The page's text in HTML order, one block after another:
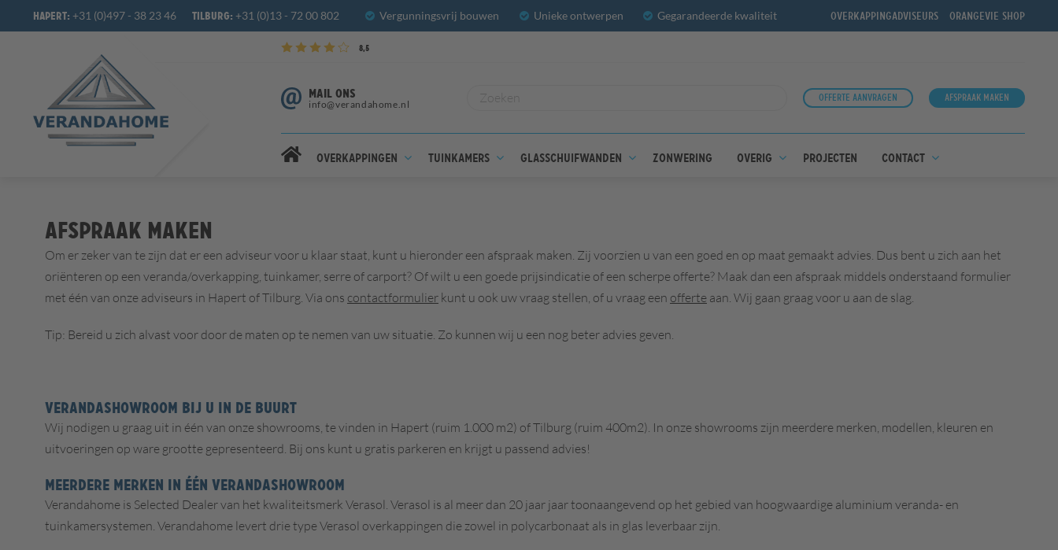
Hapert: +31 (0)497 - 38 23 46 Tilburg: +31 (0)13 - 72 00 802 Vergunningsvrij bouwen Unieke ontwerpen Gegarandeerde kwaliteit Overkappingadviseurs OrangeVie shop
8,5
MAIL ONS
info@verandahome.nl
Offerte aanvragen Afspraak maken
Overkappingen Tuinkamers Glasschuifwanden Zonwering Overig Projecten Contact
Afspraak maken
Om er zeker van te zijn dat er een adviseur voor u klaar staat, kunt u hieronder een afspraak maken. Zij voorzien u van een goed en op maat gemaakt advies. Dus bent u zich aan het
oriënteren op een veranda/overkapping, tuinkamer, serre of carport? Of wilt u een goede prijsindicatie of een scherpe offerte? Maak dan een afspraak middels onderstaand formulier
met één van onze adviseurs in Hapert of Tilburg. Via ons contactformulier kunt u ook uw vraag stellen, of u vraag een offerte aan. Wij gaan graag voor u aan de slag.
Tip: Bereid u zich alvast voor door de maten op te nemen van uw situatie. Zo kunnen wij u een nog beter advies geven.
VERANDASHOWROOM BIJ U IN DE BUURT
Wij nodigen u graag uit in één van onze showrooms, te vinden in Hapert (ruim 1.000 m2) of Tilburg (ruim 400m2). In onze showrooms zijn meerdere merken, modellen, kleuren en
uitvoeringen op ware grootte gepresenteerd. Bij ons kunt u gratis parkeren en krijgt u passend advies!
MEERDERE MERKEN IN ÉÉN VERANDASHOWROOM
Verandahome is Selected Dealer van het kwaliteitsmerk Verasol. Verasol is al meer dan 20 jaar jaar toonaangevend op het gebied van hoogwaardige aluminium veranda- en
tuinkamersystemen. Verandahome levert drie type Verasol overkappingen die zowel in polycarbonaat als in glas leverbaar zijn.